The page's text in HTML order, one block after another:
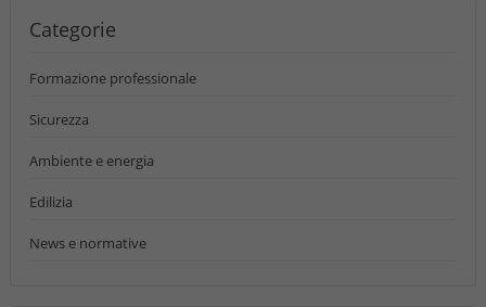
Categorie
Formazione professionale
Sicurezza
Ambiente e energia
Edilizia
News e normative